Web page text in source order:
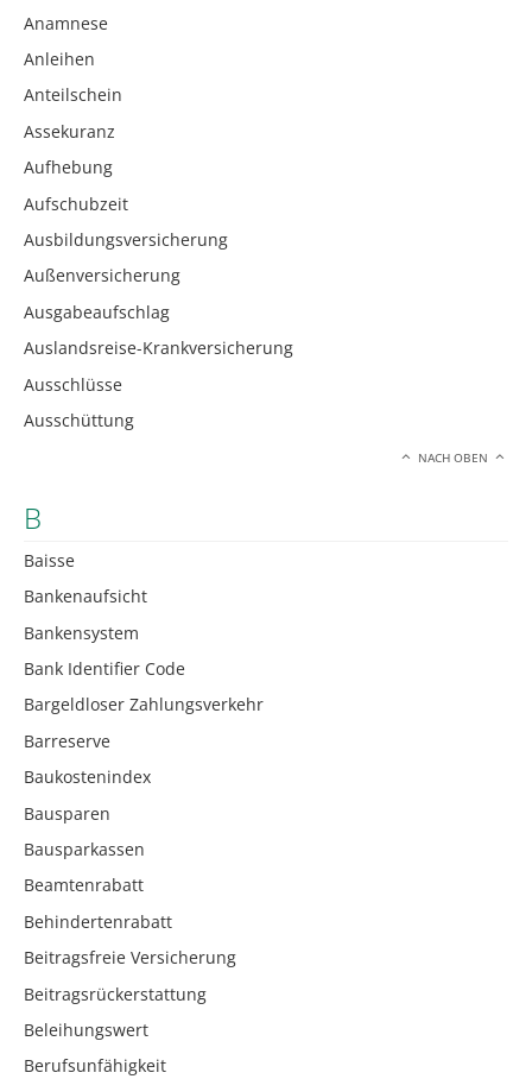
Anamnese
Anleihen
Anteilschein
Assekuranz
Aufhebung
Aufschubzeit
Ausbildungsversicherung
Außenversicherung
Ausgabeaufschlag
Auslandsreise-Krankversicherung
Ausschlüsse
Ausschüttung
NACH OBEN
B
Baisse
Bankenaufsicht
Bankensystem
Bank Identifier Code
Bargeldloser Zahlungsverkehr
Barreserve
Baukostenindex
Bausparen
Bausparkassen
Beamtenrabatt
Behindertenrabatt
Beitragsfreie Versicherung
Beitragsrückerstattung
Beleihungswert
Berufsunfähigkeit